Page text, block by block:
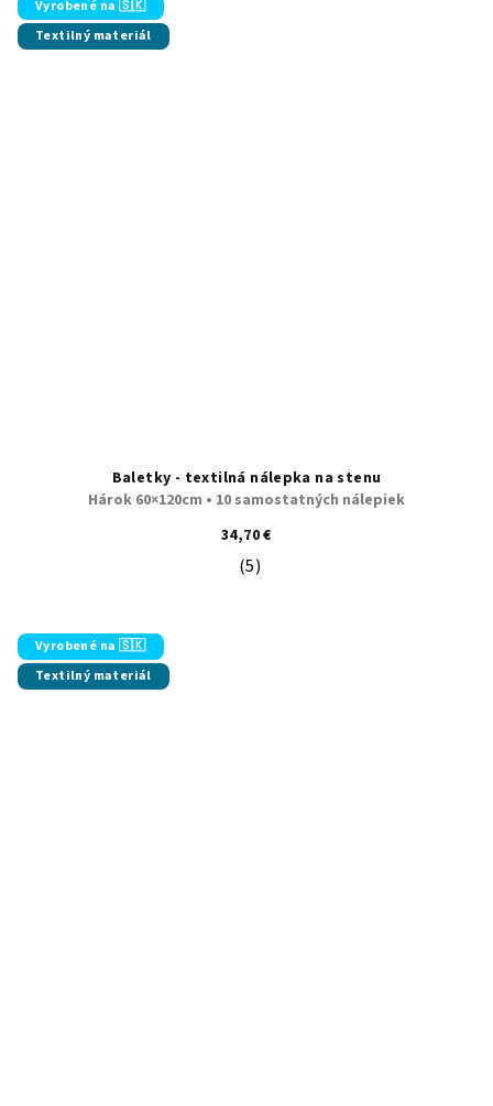
Vyrobené na 🇸🇰
Textilný materiál
Baletky - textilná nálepka na stenu
Hárok 60×120cm • 10 samostatných nálepiek
34,70 €
Priemerné hodnotenie produktu
(5)
Vyrobené na 🇸🇰
Textilný materiál